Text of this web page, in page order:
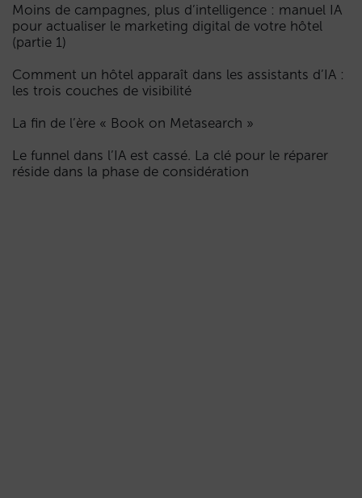
Moins de campagnes, plus d’intelligence : manuel IA
pour actualiser le marketing digital de votre hôtel
(partie 1)
Comment un hôtel apparaît dans les assistants d’IA :
les trois couches de visibilité
La fin de l’ère « Book on Metasearch »
Le funnel dans l’IA est cassé. La clé pour le réparer
réside dans la phase de considération